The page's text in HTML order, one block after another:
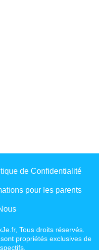
de Confidentialité
pour les parents
Tous droits réservés.
propriétés exclusives de